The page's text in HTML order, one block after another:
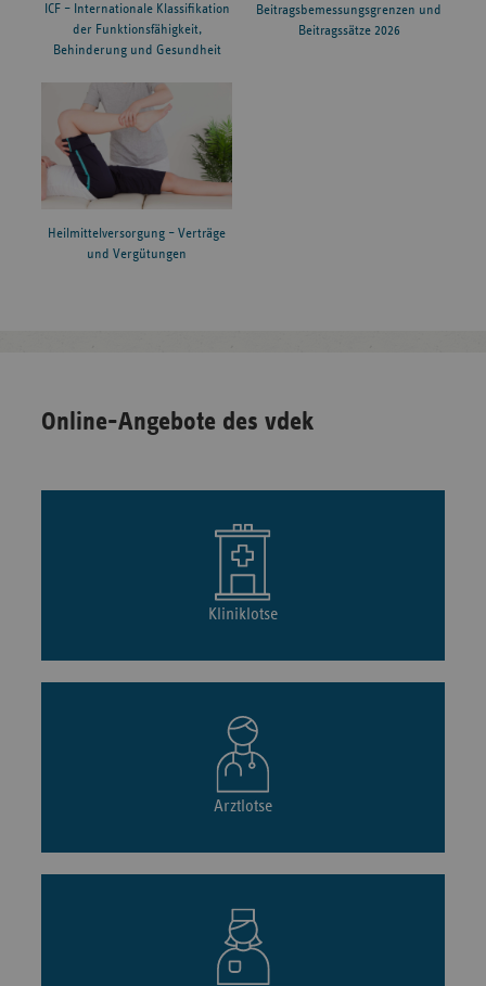
ICF – Internationale Klassifikation
der Funktionsfähigkeit,
Behinderung und Gesundheit
Beitragsbemessungsgrenzen und
Beitragssätze 2026
Heilmittelversorgung – Verträge
und Vergütungen
Online-Angebote des vdek
Kliniklotse
Arztlotse